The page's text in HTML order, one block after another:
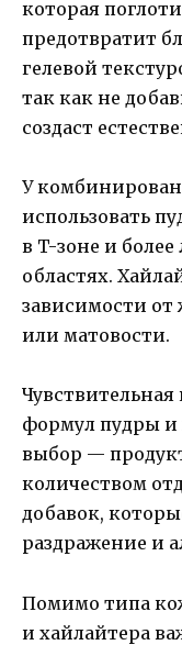
которая
предотвратит
гелевой
так как не
создаст
У
использовать
в T-зоне и
областях.
зависимости
или матовости.
формул пудры и
выбор —
количеством
добавок,
раздражение и
Помимо типа
и хайлайтера